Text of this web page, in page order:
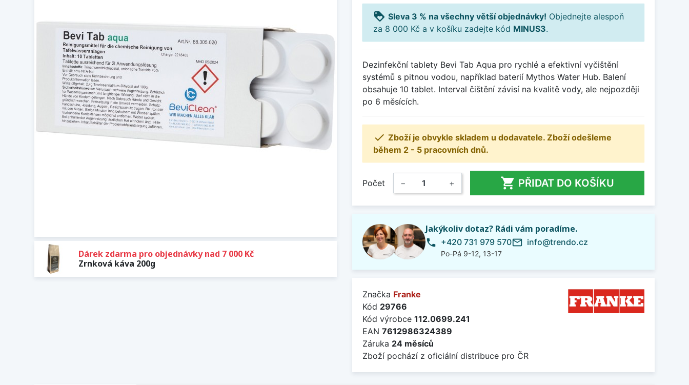
Dárek zdarma pro objednávky nad 7 000 Kč
Zrnková káva 200g
loyalty Sleva 3 % na všechny větší objednávky! Objednejte alespoň
za 8 000 Kč a v košíku zadejte kód MINUS3.
Dezinfekční tablety Bevi Tab Aqua pro rychlé a efektivní vyčištění
systémů s pitnou vodou, například baterií Mythos Water Hub. Balení
obsahuje 10 tablet. Interval čištění závisí na kvalitě vody, ale nejpozději
po 6 měsících.
 Zboží je obvykle skladem u dodavatele. Zboží odešleme
během 2 - 5 pracovních dnů.
Počet − +  PŘIDAT DO KOŠÍKU
Jakýkoliv dotaz? Rádi vám poradíme.
phone +420 731 979 570
Po-Pá 9-12, 13-17
mail_outline info@trendo.cz
Značka Franke
Kód 29766
Kód výrobce 112.0699.241
EAN 7612986324389
Záruka 24 měsíců
Zboží pochází z oficiální distribuce pro ČR